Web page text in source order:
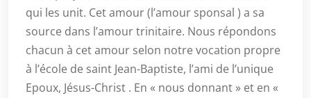
qui les unit. Cet amour (l’amour sponsal ) a sa
source dans l’amour trinitaire. Nous répondons
chacun à cet amour selon notre vocation propre
à l’école de saint Jean-Baptiste, l’ami de l’unique
Epoux, Jésus-Christ . En « nous donnant » et en «